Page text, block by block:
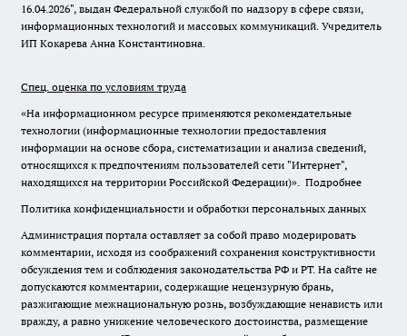
16.04.2026", выдан Федеральной службой по надзору в сфере связи,
информационных технологий и массовых коммуникаций. Учредитель
ИП Кокарева Анна Константиновна.
Спец. оценка по условиям труда
«На информационном ресурсе применяются рекомендательные
технологии (информационные технологии предоставления
информации на основе сбора, систематизации и анализа сведений,
относящихся к предпочтениям пользователей сети "Интернет",
находящихся на территории Российской Федерации)». Подробнее
Политика конфиденциальности и обработки персональных данных
Администрация портала оставляет за собой право модерировать
комментарии, исходя из соображений сохранения конструктивности
обсуждения тем и соблюдения законодательства РФ и РТ. На сайте не
допускаются комментарии, содержащие нецензурную брань,
разжигающие межнациональную рознь, возбуждающие ненависть или
вражду, а равно унижение человеческого достоинства, размещение